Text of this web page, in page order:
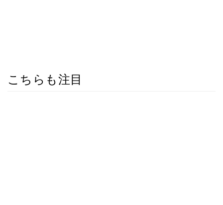
こちらも注目